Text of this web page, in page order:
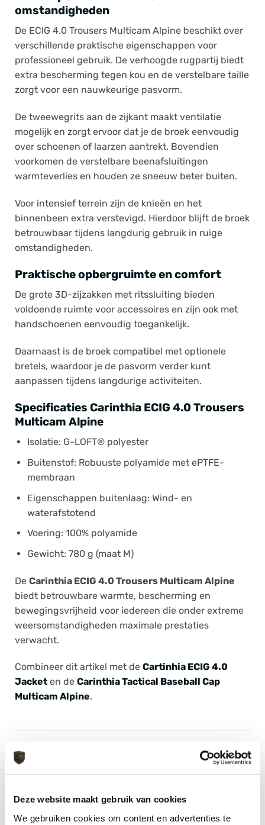
Deze website maakt gebruik van cookies
We gebruiken cookies om content en advertenties te
omstandigheden
De ECIG 4.0 Trousers Multicam Alpine beschikt over
verschillende praktische eigenschappen voor
professioneel gebruik. De verhoogde rugpartij biedt
extra bescherming tegen kou en de verstelbare taille
zorgt voor een nauwkeurige pasvorm.
De tweewegrits aan de zijkant maakt ventilatie
mogelijk en zorgt ervoor dat je de broek eenvoudig
over schoenen of laarzen aantrekt. Bovendien
voorkomen de verstelbare beenafsluitingen
warmteverlies en houden ze sneeuw beter buiten.
Voor intensief terrein zijn de knieën en het
binnenbeen extra verstevigd. Hierdoor blijft de broek
betrouwbaar tijdens langdurig gebruik in ruige
omstandigheden.
Praktische opbergruimte en comfort
De grote 3D-zijzakken met ritssluiting bieden
voldoende ruimte voor accessoires en zijn ook met
handschoenen eenvoudig toegankelijk.
Daarnaast is de broek compatibel met optionele
bretels, waardoor je de pasvorm verder kunt
aanpassen tijdens langdurige activiteiten.
Specificaties Carinthia ECIG 4.0 Trousers
Multicam Alpine
Isolatie: G-LOFT® polyester
Buitenstof: Robuuste polyamide met ePTFE-
membraan
Eigenschappen buitenlaag: Wind- en
waterafstotend
Voering: 100% polyamide
Gewicht: 780 g (maat M)
De Carinthia ECIG 4.0 Trousers Multicam Alpine
biedt betrouwbare warmte, bescherming en
bewegingsvrijheid voor iedereen die onder extreme
weersomstandigheden maximale prestaties
verwacht.
Combineer dit artikel met de Cartinhia ECIG 4.0
Jacket en de Carinthia Tactical Baseball Cap
Multicam Alpine.
AANVULLENDE INFORMATIE
SERIE ECIG 4.0